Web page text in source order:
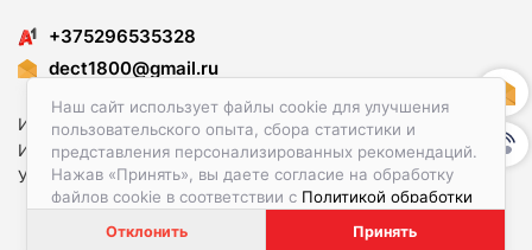
Наш сайт использует файлы cookie для улучшения
пользовательского опыта, сбора статистики и
представления персонализированных рекомендаций.
Нажав «Принять», вы даете согласие на обработку
файлов cookie в соответствии с Политикой обработки
Отклонить Принять
+375296535328
dect1800@gmail.ru
Интернет-магазин 1ye.by
ИП Сикаченко Максим Павлович
УНП 101476581